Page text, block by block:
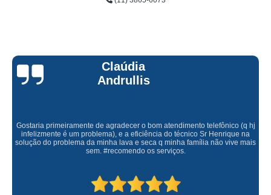
Claúdia
Andrullis
Gostaria primeiramente de agradecer o bom atendimento telefônico (q hj
infelizmente é um problema), e a eficiência do técnico Sr Henrique na
solução do problema da minha lava e seca q minha família não vive mais
sem. #recomendo os serviços.